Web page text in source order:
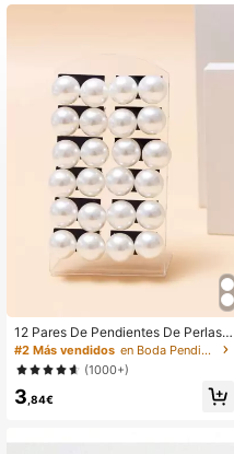
21K
4,82 21K
21K
21K
12 Pares De Pendientes De Perlas
Decorativas De Imitación
#2 Más vendidos
en Boda Pendientes De Mujer
(1000+)
3 ,84€